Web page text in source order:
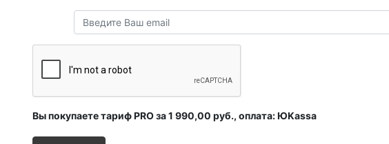
Вы покупаете тариф PRO за 1 990,00 руб., оплата: ЮKassa